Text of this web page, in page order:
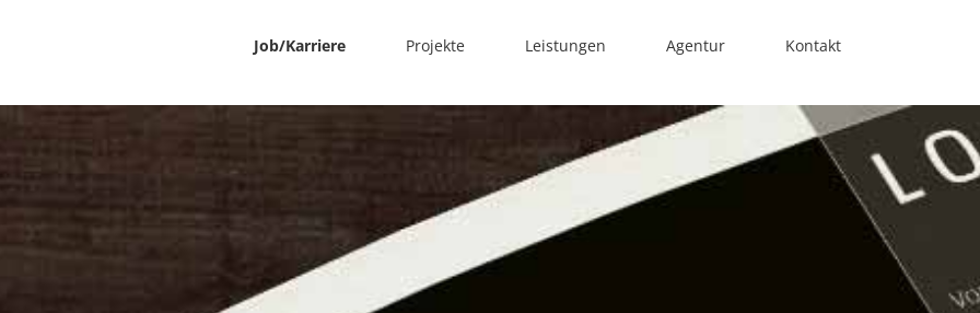
Job/Karriere Projekte Leistungen Agentur Kontakt